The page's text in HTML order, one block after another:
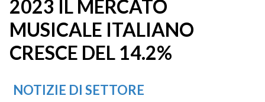
2023 IL MERCATO
MUSICALE ITALIANO
CRESCE DEL 14.2%
NOTIZIE DI SETTORE